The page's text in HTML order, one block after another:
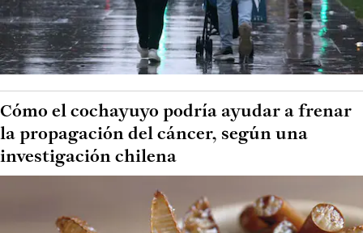
Cómo el cochayuyo podría ayudar a frenar
la propagación del cáncer, según una
investigación chilena